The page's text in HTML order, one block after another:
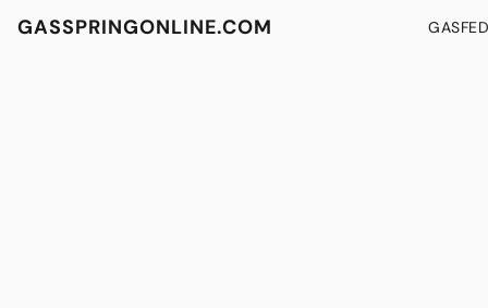
GASSPRINGONLINE.COM